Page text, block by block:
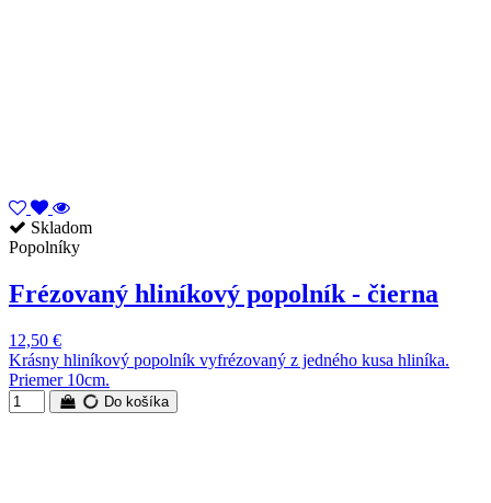
Skladom
Popolníky
Frézovaný hliníkový popolník - čierna
12,50 €
Krásny hliníkový popolník vyfrézovaný z jedného kusa hliníka.
Priemer 10cm.
Do košíka